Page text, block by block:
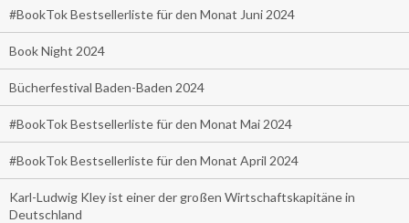
#BookTok Bestsellerliste für den Monat Juni 2024
Book Night 2024
Bücherfestival Baden-Baden 2024
#BookTok Bestsellerliste für den Monat Mai 2024
#BookTok Bestsellerliste für den Monat April 2024
Karl-Ludwig Kley ist einer der großen Wirtschaftskapitäne in
Deutschland